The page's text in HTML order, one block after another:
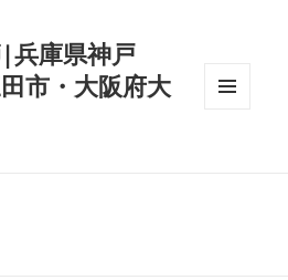
兵庫県神戸
市・大阪府大